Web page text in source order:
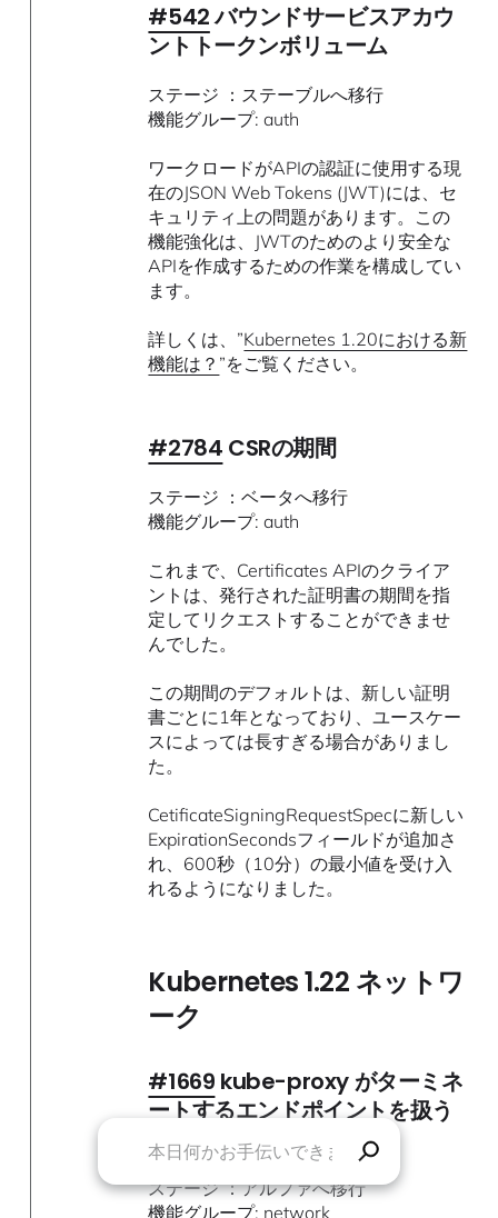
#542バウンドサービスアカウ
ントトークンボリューム
ステージ ：ステーブルへ移行
機能グループ: auth
ワークロードがAPIの認証に使用する現
在のJSON Web Tokens (JWT)には、セ
キュリティ上の問題があります。この
機能強化は、JWTのためのより安全な
APIを作成するための作業を構成してい
ます。
詳しくは、”Kubernetes 1.20における新
機能は？ ”をご覧ください。
#2784 CSRの期間
ステージ ：ベータへ移行
機能グループ: auth
これまで、Certificates APIのクライア
ントは、発行された証明書の期間を指
定してリクエストすることができませ
んでした。
この期間のデフォルトは、新しい証明
書ごとに1年となっており、ユースケー
スによっては長すぎる場合がありまし
た。
CetificateSigningRequestSpecに新しい
ExpirationSecondsフィールドが追加さ
れ、600秒（10分）の最小値を受け入
れるようになりました。
Kubernetes 1.22 ネットワ
ーク
#1669 kube-proxy がターミネ
ートするエンドポイントを扱う
ようになりました
ステージ ：アルファへ移行
機能グループ: network